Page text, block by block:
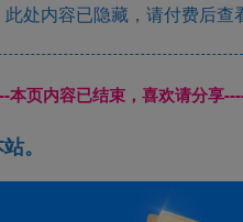
此处内容已隐藏，请付费后查
本页内容已结束，喜欢请分享
。